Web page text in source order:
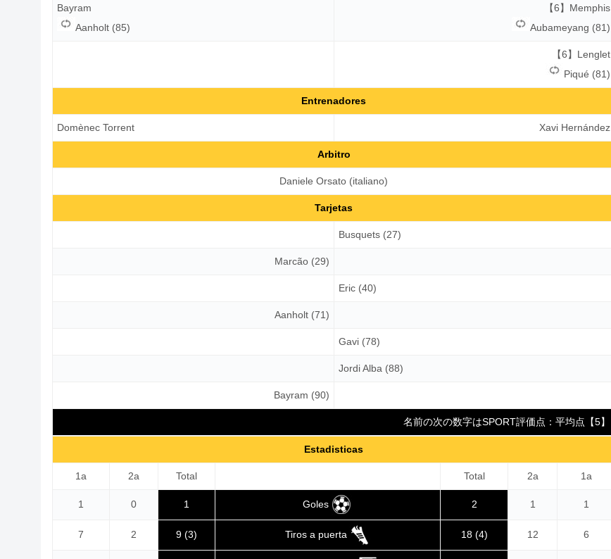
Bayram
Aanholt (85)
【6】Memphis
Aubameyang (81)
【6】Lenglet
Piqué (81)
Entrenadores
Domènec Torrent Xavi Hernández
Arbitro
Daniele Orsato (italiano)
Tarjetas
Busquets (27)
Marcão (29)
Eric (40)
Aanholt (71)
Gavi (78)
Jordi Alba (88)
Bayram (90)
名前の次の数字はSPORT評価点：平均点【5】
Estadisticas
1a 2a Total Total 2a 1a
1 0 1 Goles 2 1 1
7 2 9 (3) Tiros a puerta 18 (4) 12 6